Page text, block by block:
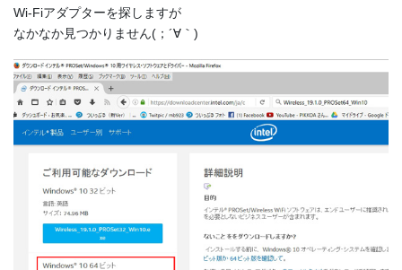
Wi-Fiアダプターを探しますが
なかなか見つかりません(；´∀｀)